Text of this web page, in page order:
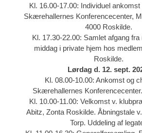
Kl. 16.00-17.00: Individuel
Skærehallernes Konferencecenter,
4000 Roskilde.
Kl. 17.30-22.00: Samlet afgang fra
middag i private hjem hos
Roskilde.
Lørdag d. 12. sept.
Kl. 08.00-10.00: Ankomst og
Skærehallernes
Kl. 10.00-11.00: Velkomst v.
Abitz, Zonta Roskilde. Åbningstale
Torp. Uddeling af